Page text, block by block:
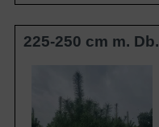
225-250 cm m. Db.